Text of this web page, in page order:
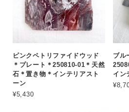
ピンクペトリファイドウッド
＊プレート＊250810-01＊天然
石＊置き物＊インテリアスト
ーン
¥5,430
ブル
イン